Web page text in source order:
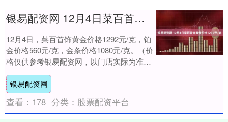
银易配资网 12月4日菜百首饰黄金价格1292元/克
12月4日，菜百首饰黄金价格1292元/克，铂
金价格560元/克，金条价格1080元/克。（价
格仅供参考银易配资网，以门店实际为准）
同日上海黄金交易所现货黄金A....
银易配资网
查看： 178 分类： 股票配资平台